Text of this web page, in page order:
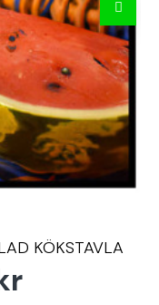
KÖKSTAVLA